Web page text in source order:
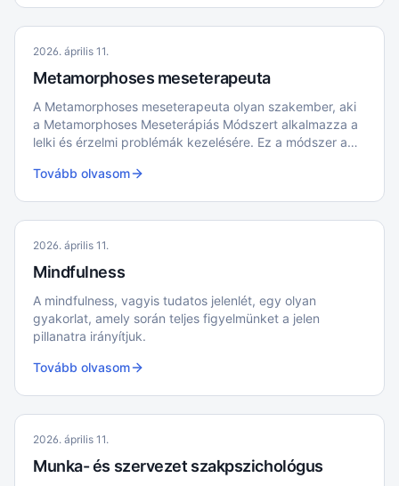
2026. április 11.
Metamorphoses meseterapeuta
A Metamorphoses meseterapeuta olyan szakember, aki
a Metamorphoses Meseterápiás Módszert alkalmazza a
lelki és érzelmi problémák kezelésére. Ez a módszer a
szimbolikus üzenetein keresztül segítsen az egyéneknek
Tovább olvasom
2026. április 11.
Mindfulness
A mindfulness, vagyis tudatos jelenlét, egy olyan
gyakorlat, amely során teljes figyelmünket a jelen
pillanatra irányítjuk.
Tovább olvasom
2026. április 11.
Munka- és szervezet szakpszichológus